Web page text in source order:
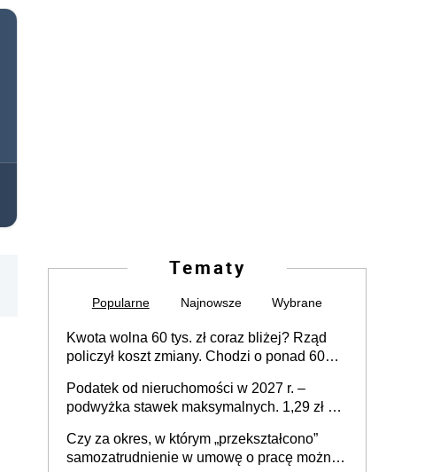
Tematy
Popularne Najnowsze Wybrane
Kwota wolna 60 tys. zł coraz bliżej? Rząd
policzył koszt zmiany. Chodzi o ponad 60
Podatek od nieruchomości w 2027 r. –
podwyżka stawek maksymalnych. 1,29 zł za
budynków i lokali związanych z
prowadzeniem działalności gospodarczej
Czy za okres, w którym „przekształcono”
samozatrudnienie w umowę o pracę można